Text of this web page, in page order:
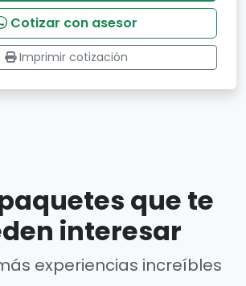
Cotizar con asesor
Imprimir cotización
que te
interesar
experiencias increíbles